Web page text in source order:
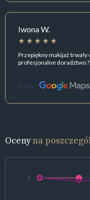
Iwona W.
Przepiękny makijaż trwały
profesjonalne doradztwo ?
Źródło:
Ocenyna
5